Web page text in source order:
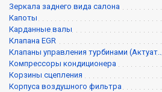
Зеркала заднего вида салона
Капоты
Карданные валы
Клапана EGR
Клапаны управления турбинами (Актуат...
Компрессоры кондиционера
Корзины сцепления
Корпуса воздушного фильтра